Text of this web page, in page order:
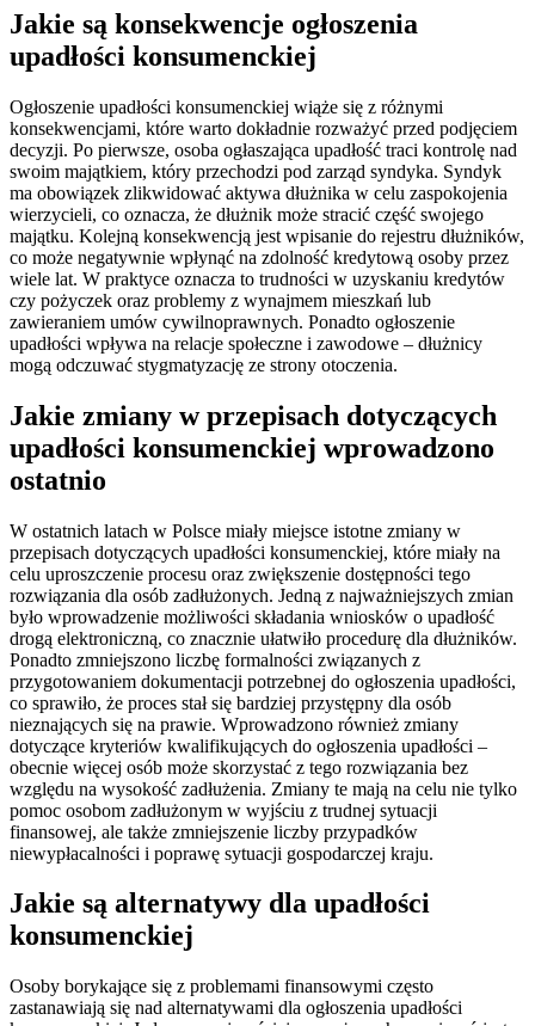
Jakie są konsekwencje ogłoszenia
upadłości konsumenckiej
Ogłoszenie upadłości konsumenckiej wiąże się z różnymi
konsekwencjami, które warto dokładnie rozważyć przed podjęciem
decyzji. Po pierwsze, osoba ogłaszająca upadłość traci kontrolę nad
swoim majątkiem, który przechodzi pod zarząd syndyka. Syndyk
ma obowiązek zlikwidować aktywa dłużnika w celu zaspokojenia
wierzycieli, co oznacza, że dłużnik może stracić część swojego
majątku. Kolejną konsekwencją jest wpisanie do rejestru dłużników,
co może negatywnie wpłynąć na zdolność kredytową osoby przez
wiele lat. W praktyce oznacza to trudności w uzyskaniu kredytów
czy pożyczek oraz problemy z wynajmem mieszkań lub
zawieraniem umów cywilnoprawnych. Ponadto ogłoszenie
upadłości wpływa na relacje społeczne i zawodowe – dłużnicy
mogą odczuwać stygmatyzację ze strony otoczenia.
Jakie zmiany w przepisach dotyczących
upadłości konsumenckiej wprowadzono
ostatnio
W ostatnich latach w Polsce miały miejsce istotne zmiany w
przepisach dotyczących upadłości konsumenckiej, które miały na
celu uproszczenie procesu oraz zwiększenie dostępności tego
rozwiązania dla osób zadłużonych. Jedną z najważniejszych zmian
było wprowadzenie możliwości składania wniosków o upadłość
drogą elektroniczną, co znacznie ułatwiło procedurę dla dłużników.
Ponadto zmniejszono liczbę formalności związanych z
przygotowaniem dokumentacji potrzebnej do ogłoszenia upadłości,
co sprawiło, że proces stał się bardziej przystępny dla osób
nieznających się na prawie. Wprowadzono również zmiany
dotyczące kryteriów kwalifikujących do ogłoszenia upadłości –
obecnie więcej osób może skorzystać z tego rozwiązania bez
względu na wysokość zadłużenia. Zmiany te mają na celu nie tylko
pomoc osobom zadłużonym w wyjściu z trudnej sytuacji
finansowej, ale także zmniejszenie liczby przypadków
niewypłacalności i poprawę sytuacji gospodarczej kraju.
Jakie są alternatywy dla upadłości
konsumenckiej
Osoby borykające się z problemami finansowymi często
zastanawiają się nad alternatywami dla ogłoszenia upadłości